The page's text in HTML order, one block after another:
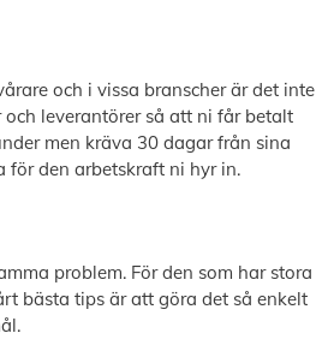
och i vissa branscher är det inte
leverantörer så att ni får betalt
men kräva 30 dagar från sina
för den arbetskraft ni hyr in.
problem. För den som har stora
bästa tips är att göra det så enkelt